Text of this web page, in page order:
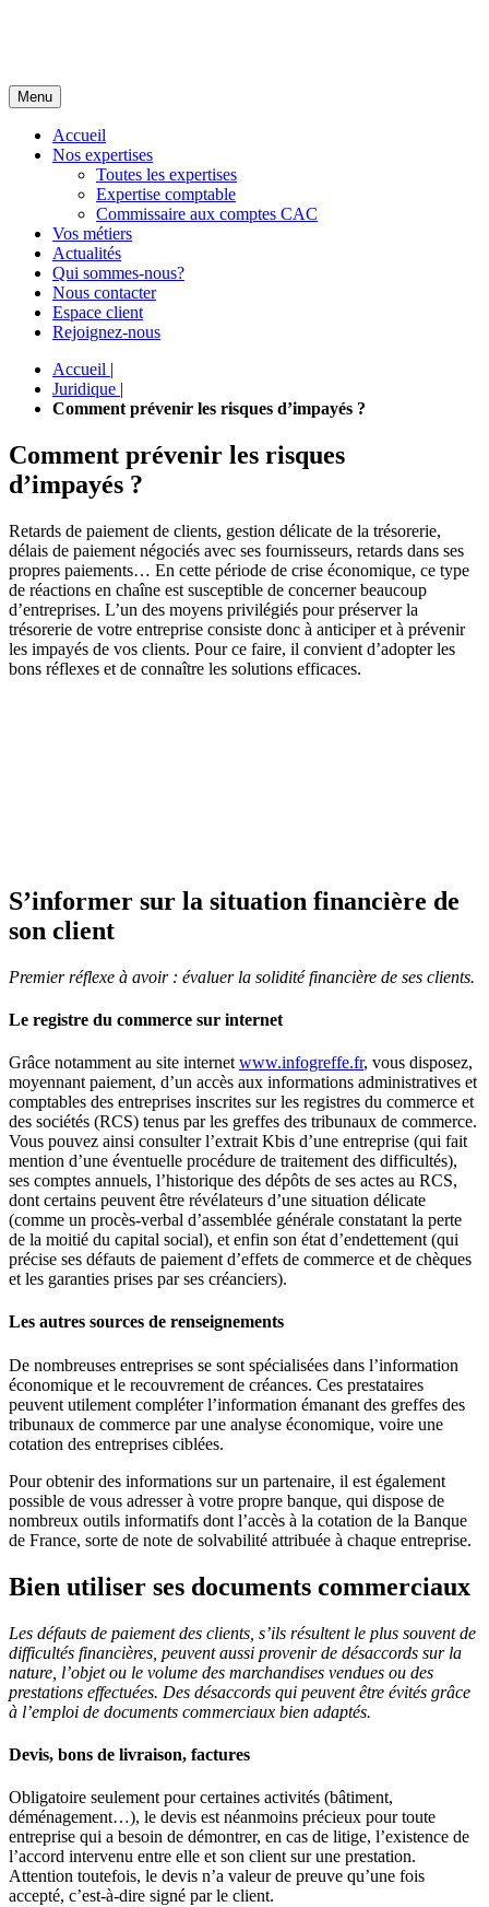
Menu
Accueil
Nos expertises
Toutes les expertises
Expertise comptable
Commissaire aux comptes CAC
Vos métiers
Actualités
Qui sommes-nous?
Nous contacter
Espace client
Rejoignez-nous
Accueil |
Juridique |
Comment prévenir les risques d’impayés ?
Comment prévenir les risques
d’impayés ?
Retards de paiement de clients, gestion délicate de la trésorerie,
délais de paiement négociés avec ses fournisseurs, retards dans ses
propres paiements… En cette période de crise économique, ce type
de réactions en chaîne est susceptible de concerner beaucoup
d’entreprises. L’un des moyens privilégiés pour préserver la
trésorerie de votre entreprise consiste donc à anticiper et à prévenir
les impayés de vos clients. Pour ce faire, il convient d’adopter les
bons réflexes et de connaître les solutions efficaces.
S’informer sur la situation financière de
son client
Premier réflexe à avoir : évaluer la solidité financière de ses clients.
Le registre du commerce sur internet
Grâce notamment au site internet www.infogreffe.fr, vous disposez,
moyennant paiement, d’un accès aux informations administratives et
comptables des entreprises inscrites sur les registres du commerce et
des sociétés (RCS) tenus par les greffes des tribunaux de commerce.
Vous pouvez ainsi consulter l’extrait Kbis d’une entreprise (qui fait
mention d’une éventuelle procédure de traitement des difficultés),
ses comptes annuels, l’historique des dépôts de ses actes au RCS,
dont certains peuvent être révélateurs d’une situation délicate
(comme un procès-verbal d’assemblée générale constatant la perte
de la moitié du capital social), et enfin son état d’endettement (qui
précise ses défauts de paiement d’effets de commerce et de chèques
et les garanties prises par ses créanciers).
Les autres sources de renseignements
De nombreuses entreprises se sont spécialisées dans l’information
économique et le recouvrement de créances. Ces prestataires
peuvent utilement compléter l’information émanant des greffes des
tribunaux de commerce par une analyse économique, voire une
cotation des entreprises ciblées.
Pour obtenir des informations sur un partenaire, il est également
possible de vous adresser à votre propre banque, qui dispose de
nombreux outils informatifs dont l’accès à la cotation de la Banque
de France, sorte de note de solvabilité attribuée à chaque entreprise.
Bien utiliser ses documents commerciaux
Les défauts de paiement des clients, s’ils résultent le plus souvent de
difficultés financières, peuvent aussi provenir de désaccords sur la
nature, l’objet ou le volume des marchandises vendues ou des
prestations effectuées. Des désaccords qui peuvent être évités grâce
à l’emploi de documents commerciaux bien adaptés.
Devis, bons de livraison, factures
Obligatoire seulement pour certaines activités (bâtiment,
déménagement…), le devis est néanmoins précieux pour toute
entreprise qui a besoin de démontrer, en cas de litige, l’existence de
l’accord intervenu entre elle et son client sur une prestation.
Attention toutefois, le devis n’a valeur de preuve qu’une fois
accepté, c’est-à-dire signé par le client.